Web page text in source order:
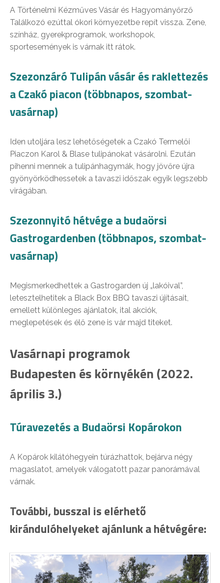
A Történelmi Kézműves Vásár és Hagyományőrző
Találkozó ezúttal ókori környezetbe repít vissza. Zene,
színház, gyerekprogramok, workshopok,
sportesemények is várnak itt rátok.
Szezonzáró Tulipán vásár és raklettezés
a Czakó piacon (többnapos, szombat-
vasárnap)
Iden utoljára lesz lehetőségetek a Czakó Termelői
Piaczon Karol & Blase tulipánokat vásárolni. Ezután
pihenni mennek a tulipánhagymák, hogy jövőre újra
gyönyörködhessetek a tavaszi időszak egyik legszebb
virágában.
Szezonnyitó hétvége a budaörsi
Gastrogardenben (többnapos, szombat-
vasárnap)
Megismerkedhettek a Gastrogarden új „lakóival”,
letesztelhetitek a Black Box BBQ tavaszi újításait,
emellett különleges ajánlatok, ital akciók,
meglepetések és élő zene is vár majd titeket.
Vasárnapi programok
Budapesten és környékén (2022.
április 3.)
Túravezetés a Budaörsi Kopárokon
A Kopárok kilátóhegyein túrázhattok, bejárva négy
magaslatot, amelyek válogatott pazar panorámával
várnak.
További, busszal is elérhető
kirándulóhelyeket ajánlunk a hétvégére: